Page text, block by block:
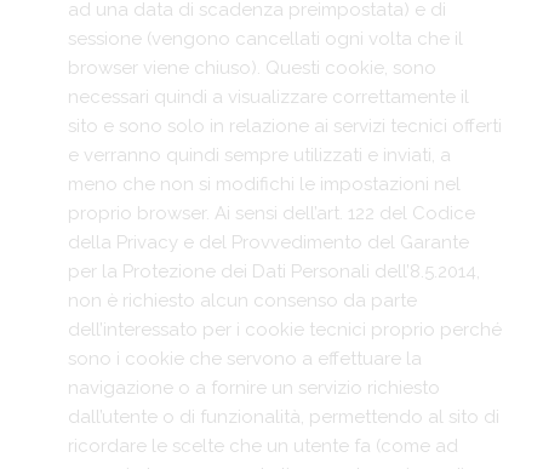
ad una data di scadenza preimpostata) e di
sessione (vengono cancellati ogni volta che il
browser viene chiuso). Questi cookie, sono
necessari quindi a visualizzare correttamente il
sito e sono solo in relazione ai servizi tecnici offerti
e verranno quindi sempre utilizzati e inviati, a
meno che non si modifichi le impostazioni nel
proprio browser. Ai sensi dell’art. 122 del Codice
della Privacy e del Provvedimento del Garante
per la Protezione dei Dati Personali dell’8.5.2014,
non è richiesto alcun consenso da parte
dell’interessato per i cookie tecnici proprio perché
sono i cookie che servono a effettuare la
navigazione o a fornire un servizio richiesto
dall’utente o di funzionalità, permettendo al sito di
ricordare le scelte che un utente fa (come ad